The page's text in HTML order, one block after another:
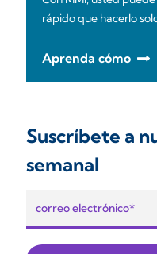
rápido que hacerlo
Aprenda cómo
Suscríbete a
semanal